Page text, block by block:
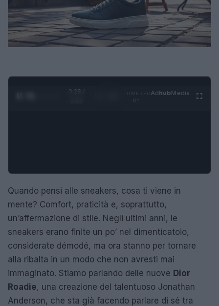
0:29 /
AdhubMedia
Quando pensi alle sneakers, cosa ti viene in
mente? Comfort, praticità e, soprattutto,
un’affermazione di stile. Negli ultimi anni, le
sneakers erano finite un po’ nel dimenticatoio,
considerate démodé, ma ora stanno per tornare
alla ribalta in un modo che non avresti mai
immaginato. Stiamo parlando delle nuove Dior
Roadie, una creazione del talentuoso Jonathan
Anderson, che sta già facendo parlare di sé tra